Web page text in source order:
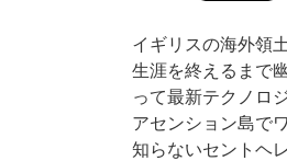
イギリスの海外領
生涯を終えるまで
って最新テクノロ
アセンション島で
知らないセントヘ